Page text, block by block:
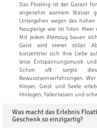
Das Floating ist der Garant
angenehm warmem Wasser
Untergehen wegen des
Neugierige wie im Toten
Mit jedem Atemzug bauen
Geist wird immer stiller.
konzentrier sich Ihre Liebe
leise Entspannungsmusik
Schon oft sorgte
Bewusstseinserfahrungen.
Körper, Geist und Seele
Hinlegen, fallenlassen und
Was macht das Erlebnis
Geschenk so einzigartig?